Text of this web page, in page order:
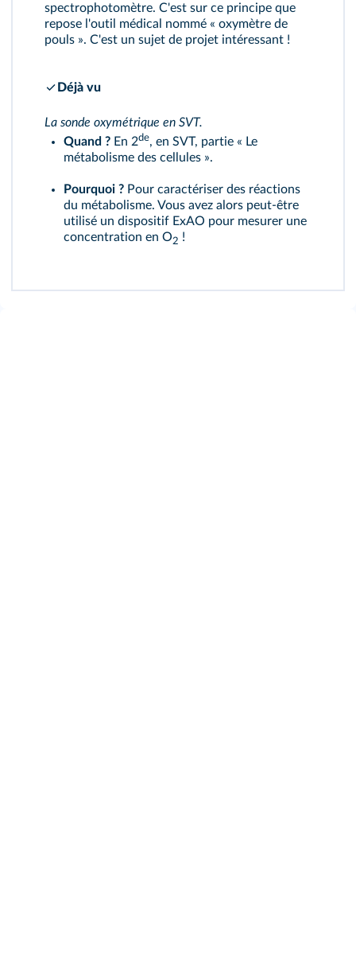
spectrophotomètre. C'est sur ce principe que
repose l'outil médical nommé « oxymètre de
pouls ». C'est un sujet de projet intéressant !
Déjà vu
La sonde oxymétrique en SVT.
Quand ? En 2de, en SVT, partie « Le
métabolisme des cellules ».
Pourquoi ? Pour caractériser des réactions
du métabolisme. Vous avez alors peut-être
utilisé un dispositif ExAO pour mesurer une
concentration en O2 !